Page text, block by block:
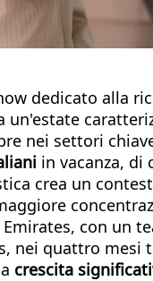
dedicato alla
un'estate
nei settori
in vacanza, di
crea un
con un
nei quattro mesi
crescita